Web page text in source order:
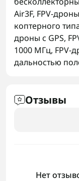
Air3F, FPV-
коптерного
дроны с GPS,
1000 МГц, FPV-
дальностью
Отзывы
Нет